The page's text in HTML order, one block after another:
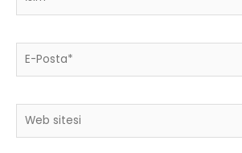
E-
Web
sitesi